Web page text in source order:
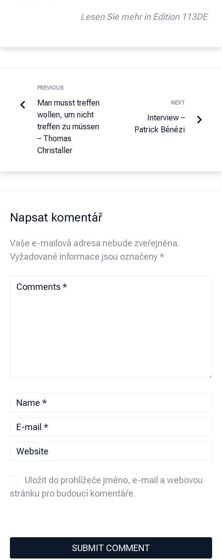
Lesen Sie mehr in Edition 113DE
PREVIOUS
Man musst treffen
wollen, um nicht
treffen zu müssen
– Thomas
Christaller
NEXT
Interview –
Patrick Bénézi
Napsat komentář
Vaše e-mailová adresa nebude zveřejněna.
Vyžadované informace jsou označeny*
Uložit do prohlížeče jméno, e-mail a webovou
stránku pro budoucí komentáře.